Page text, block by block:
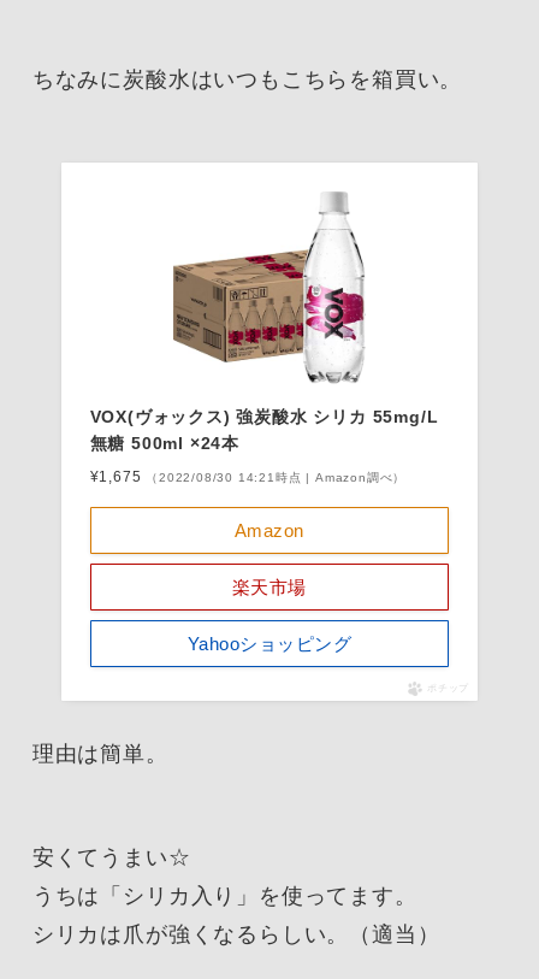
ちなみに炭酸水はいつもこちらを箱買い。
VOX(ヴォックス) 強炭酸水 シリカ 55mg/L
無糖 500ml ×24本
¥1,675 （2022/08/30 14:21時点 | Amazon調べ）
Amazon
楽天市場
Yahooショッピング
ポチップ
理由は簡単。
安くてうまい☆
うちは「シリカ入り」を使ってます。
シリカは爪が強くなるらしい。（適当）